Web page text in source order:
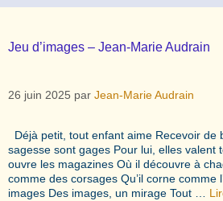
Jeu d’images – Jean-Marie Audrain
26 juin 2025 par Jean-Marie Audrain
Déjà petit, tout enfant aime Recevoir de
sagesse sont gages Pour lui, elles
ouvre les magazines Où il découvre à
comme des corsages Qu’il corne
images Des images, un mirage Tout …